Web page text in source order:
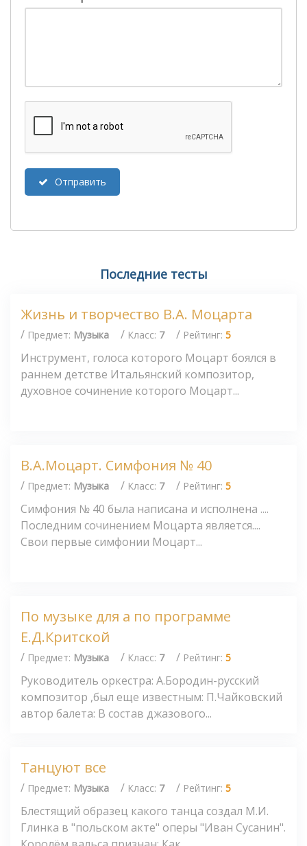
Отправить
Последние тесты
Жизнь и творчество В.А. Моцарта
/ Предмет: Музыка / Класс: 7 / Рейтинг: 5
Инструмент, голоса которого Моцарт боялся в
раннем детстве Итальянский композитор,
духовное сочинение которого Моцарт...
В.А.Моцарт. Симфония № 40
/ Предмет: Музыка / Класс: 7 / Рейтинг: 5
Симфония № 40 была написана и исполнена ....
Последним сочинением Моцарта является....
Свои первые симфонии Моцарт...
По музыке для а по программе
Е.Д.Критской
/ Предмет: Музыка / Класс: 7 / Рейтинг: 5
Руководитель оркестра: А.Бородин-русский
композитор ,был еще известным: П.Чайковский
автор балета: В состав джазового...
Танцуют все
/ Предмет: Музыка / Класс: 7 / Рейтинг: 5
Блестящий образец какого танца создал М.И.
Глинка в "польском акте" оперы "Иван Сусанин".